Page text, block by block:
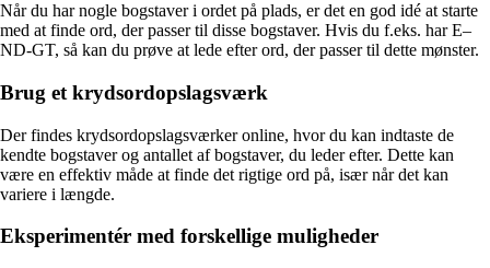
Når du har nogle bogstaver i ordet på plads, er det en god idé at starte
med at finde ord, der passer til disse bogstaver. Hvis du f.eks. har E–
ND-GT, så kan du prøve at lede efter ord, der passer til dette mønster.
Brug et krydsordopslagsværk
Der findes krydsordopslagsværker online, hvor du kan indtaste de
kendte bogstaver og antallet af bogstaver, du leder efter. Dette kan
være en effektiv måde at finde det rigtige ord på, især når det kan
variere i længde.
Eksperimentér med forskellige muligheder